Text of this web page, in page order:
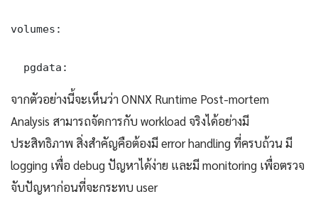
volumes:
  pgdata:
จากตัวอย่างนี้จะเห็นว่า ONNX Runtime Post-mortem
Analysis สามารถจัดการกับ workload จริงได้อย่างมี
ประสิทธิภาพ สิ่งสำคัญคือต้องมี error handling ที่ครบถ้วน มี
logging เพื่อ debug ปัญหาได้ง่าย และมี monitoring เพื่อตรวจ
จับปัญหาก่อนที่จะกระทบ user